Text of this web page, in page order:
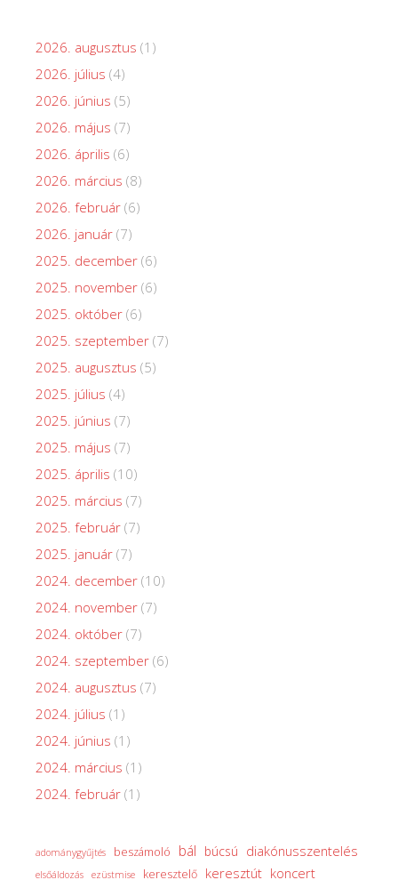
2026. augusztus (1)
2026. július (4)
2026. június (5)
2026. május (7)
2026. április (6)
2026. március (8)
2026. február (6)
2026. január (7)
2025. december (6)
2025. november (6)
2025. október (6)
2025. szeptember (7)
2025. augusztus (5)
2025. július (4)
2025. június (7)
2025. május (7)
2025. április (10)
2025. március (7)
2025. február (7)
2025. január (7)
2024. december (10)
2024. november (7)
2024. október (7)
2024. szeptember (6)
2024. augusztus (7)
2024. július (1)
2024. június (1)
2024. március (1)
2024. február (1)
adománygyűjtés beszámoló bál búcsú diakónusszentelés
elsőáldozás ezüstmise keresztelő keresztút koncert